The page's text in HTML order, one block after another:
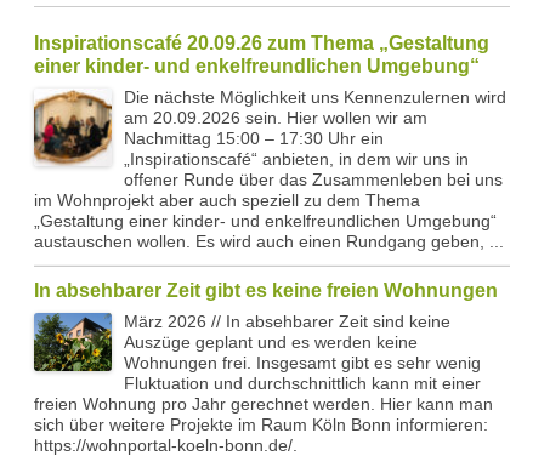
c
h
Inspirationscafé 20.09.26 zum Thema „Gestaltung
einer kinder- und enkelfreundlichen Umgebung“
Die nächste Möglichkeit uns Kennenzulernen wird
am 20.09.2026 sein. Hier wollen wir am
Nachmittag 15:00 – 17:30 Uhr ein
„Inspirationscafé“ anbieten, in dem wir uns in
offener Runde über das Zusammenleben bei uns
im Wohnprojekt aber auch speziell zu dem Thema
„Gestaltung einer kinder- und enkelfreundlichen Umgebung“
austauschen wollen. Es wird auch einen Rundgang geben, ...
In absehbarer Zeit gibt es keine freien Wohnungen
März 2026 // In absehbarer Zeit sind keine
Auszüge geplant und es werden keine
Wohnungen frei. Insgesamt gibt es sehr wenig
Fluktuation und durchschnittlich kann mit einer
freien Wohnung pro Jahr gerechnet werden. Hier kann man
sich über weitere Projekte im Raum Köln Bonn informieren:
https://wohnportal-koeln-bonn.de/.